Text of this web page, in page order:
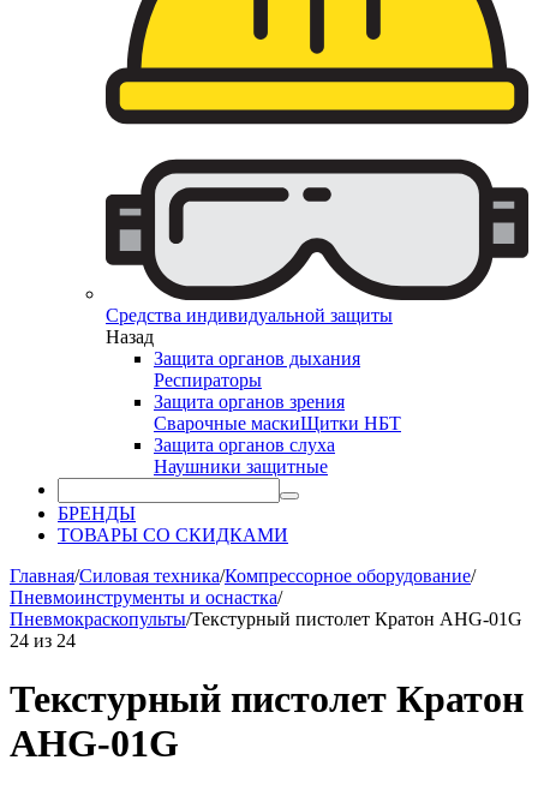
Средства индивидуальной защиты
Назад
Защита органов дыхания
Респираторы
Защита органов зрения
Сварочные маскиЩитки НБТ
Защита органов слуха
Наушники защитные
БРЕНДЫ
ТОВАРЫ СО СКИДКАМИ
Главная/Силовая техника/Компрессорное оборудование/
Пневмоинструменты и оснастка/
Пневмокраскопульты/Текстурный пистолет Кратон AHG-01G
24 из 24
Текстурный пистолет Кратон
AHG-01G